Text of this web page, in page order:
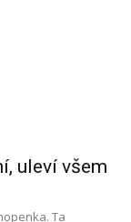
uleví všem
Ta